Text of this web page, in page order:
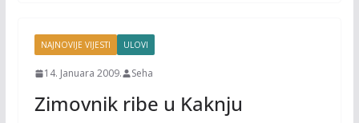
NAJNOVIJE VIJESTI ULOVI
14. Januara 2009. Seha
Zimovnik ribe u Kaknju